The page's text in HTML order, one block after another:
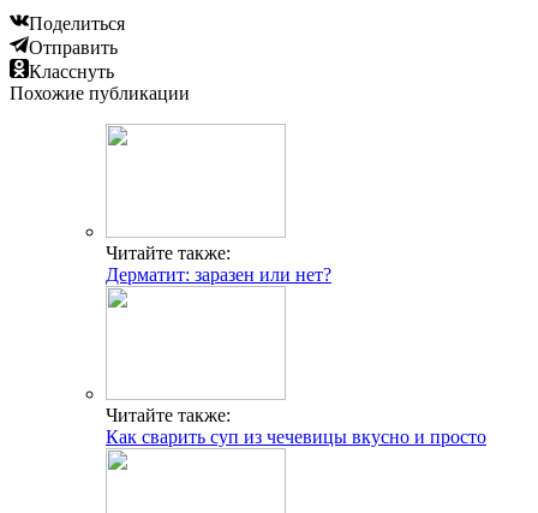
Поделиться
Отправить
Класснуть
Похожие публикации
Читайте также:
Дерматит: заразен или нет?
Читайте также:
Как сварить суп из чечевицы вкусно и просто